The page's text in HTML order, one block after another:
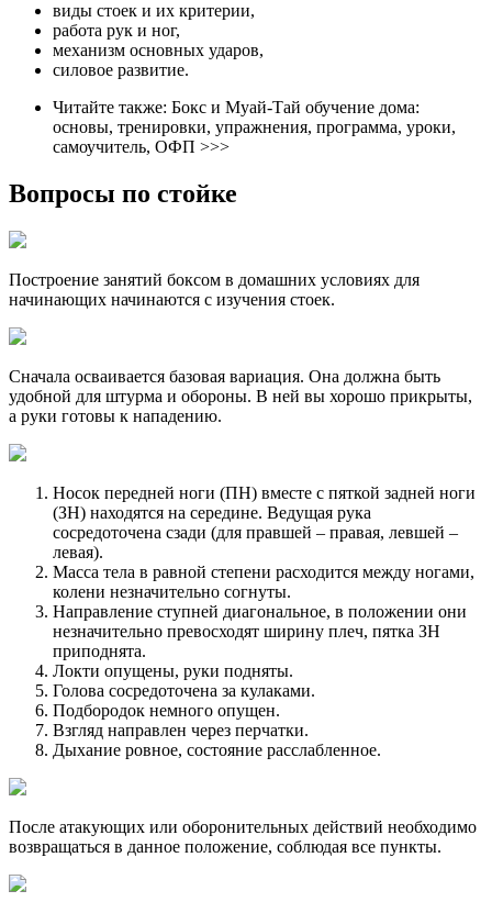
виды стоек и их критерии,
работа рук и ног,
механизм основных ударов,
силовое развитие.
Читайте также: Бокс и Муай-Тай обучение дома:
основы, тренировки, упражнения, программа, уроки,
самоучитель, ОФП >>>
Вопросы по стойке
Построение занятий боксом в домашних условиях для
начинающих начинаются с изучения стоек.
Сначала осваивается базовая вариация. Она должна быть
удобной для штурма и обороны. В ней вы хорошо прикрыты,
а руки готовы к нападению.
Носок передней ноги (ПН) вместе с пяткой задней ноги
(ЗН) находятся на середине. Ведущая рука
сосредоточена сзади (для правшей – правая, левшей –
левая).
Масса тела в равной степени расходится между ногами,
колени незначительно согнуты.
Направление ступней диагональное, в положении они
незначительно превосходят ширину плеч, пятка ЗН
приподнята.
Локти опущены, руки подняты.
Голова сосредоточена за кулаками.
Подбородок немного опущен.
Взгляд направлен через перчатки.
Дыхание ровное, состояние расслабленное.
После атакующих или оборонительных действий необходимо
возвращаться в данное положение, соблюдая все пункты.